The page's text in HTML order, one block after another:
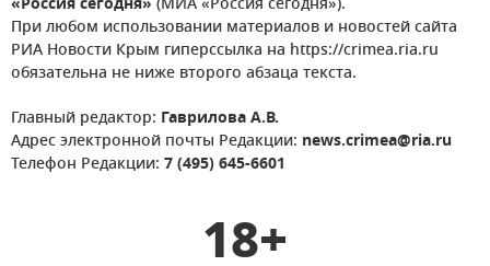
При любом использовании материалов и новостей сайта
РИА Новости Крым гиперссылка на https://crimea.ria.ru
обязательна не ниже второго абзаца текста.
Главный редактор: Гаврилова А.В.
Адрес электронной почты Редакции: news.crimea@ria.ru
Телефон Редакции: 7 (495) 645-6601
18+